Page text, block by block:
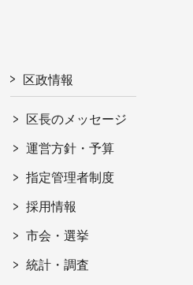
区政情報
区長のメッセージ
運営方針・予算
指定管理者制度
採用情報
市会・選挙
統計・調査